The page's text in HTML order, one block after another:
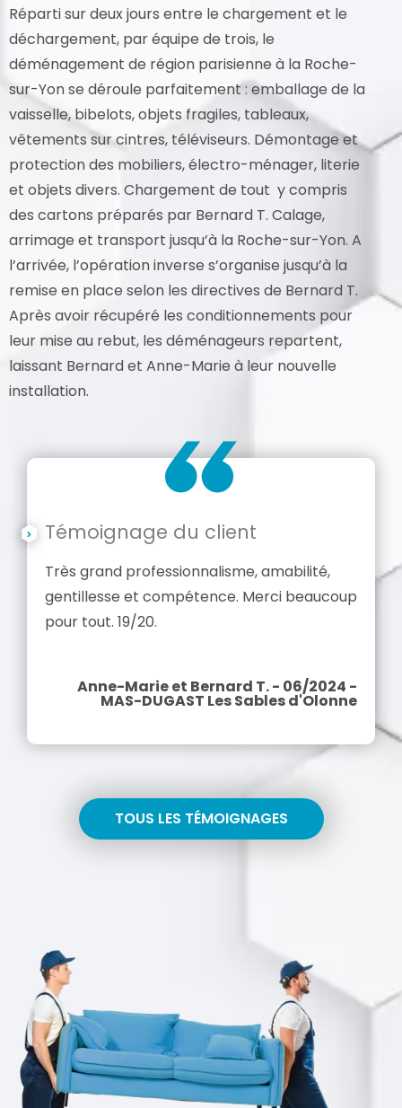
Réparti sur deux jours entre le chargement et le
déchargement, par équipe de trois, le
déménagement de région parisienne à la Roche-
sur-Yon se déroule parfaitement : emballage de la
vaisselle, bibelots, objets fragiles, tableaux,
vêtements sur cintres, téléviseurs. Démontage et
protection des mobiliers, électro-ménager, literie
et objets divers. Chargement de tout y compris
des cartons préparés par Bernard T. Calage,
arrimage et transport jusqu’à la Roche-sur-Yon. A
l’arrivée, l’opération inverse s’organise jusqu’à la
remise en place selon les directives de Bernard T.
Après avoir récupéré les conditionnements pour
leur mise au rebut, les déménageurs repartent,
laissant Bernard et Anne-Marie à leur nouvelle
installation.
Témoignage du client
Très grand professionnalisme, amabilité,
gentillesse et compétence. Merci beaucoup
pour tout. 19/20.
Anne-Marie et Bernard T. - 06/2024 -
MAS-DUGAST Les Sables d'Olonne
TOUS LES TÉMOIGNAGES